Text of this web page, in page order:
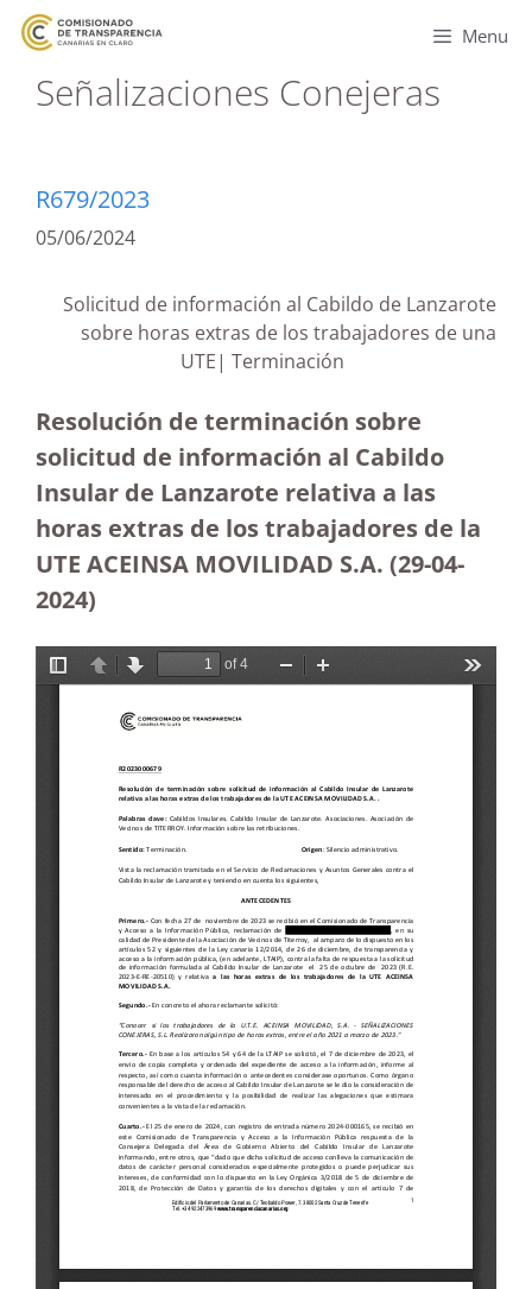
Menu
Señalizaciones Conejeras
R679/2023
05/06/2024
Solicitud de información al Cabildo de Lanzarote
sobre horas extras de los trabajadores de una
UTE| Terminación
Resolución de terminación sobre
solicitud de información al Cabildo
Insular de Lanzarote relativa a las
horas extras de los trabajadores de la
UTE ACEINSA MOVILIDAD S.A. (29-04-
2024)